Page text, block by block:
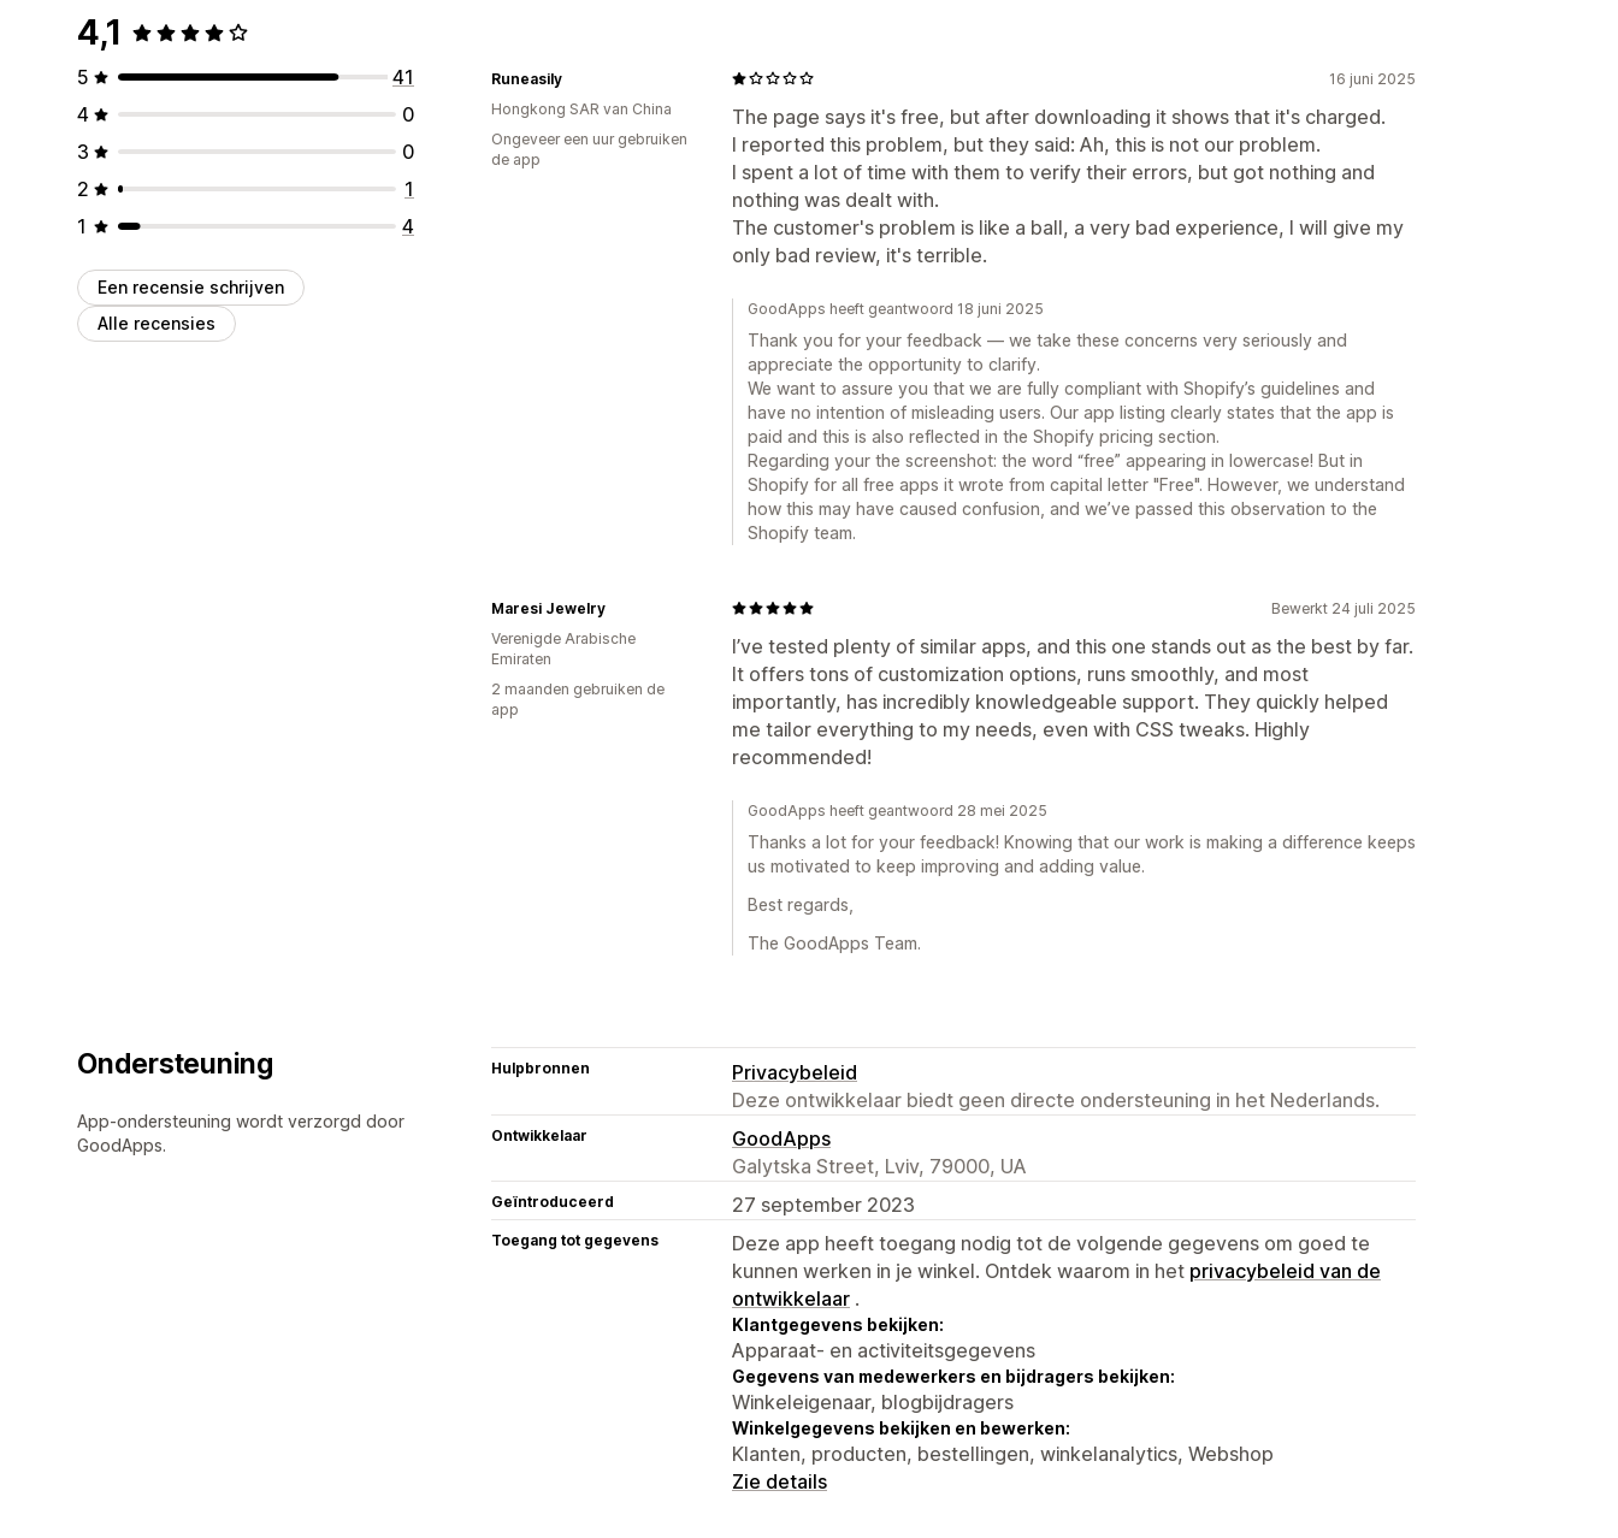
4,1
5
41
4
0
3
0
2
1
1
4
Een recensie schrijven
Alle recensies
16 juni 2025
The page says it's free, but after downloading it shows that it's charged.
I reported this problem, but they said: Ah, this is not our problem.
I spent a lot of time with them to verify their errors, but got nothing and
nothing was dealt with.
The customer's problem is like a ball, a very bad experience, I will give my
only bad review, it's terrible.
Runeasily
Hongkong SAR van China
Ongeveer een uur gebruiken
de app
GoodApps heeft geantwoord 18 juni 2025
Thank you for your feedback — we take these concerns very seriously and
appreciate the opportunity to clarify.
We want to assure you that we are fully compliant with Shopify’s guidelines and
have no intention of misleading users. Our app listing clearly states that the app is
paid and this is also reflected in the Shopify pricing section.
Regarding your the screenshot: the word “free” appearing in lowercase! But in
Shopify for all free apps it wrote from capital letter "Free". However, we understand
how this may have caused confusion, and we’ve passed this observation to the
Shopify team.
Bewerkt 24 juli 2025
I’ve tested plenty of similar apps, and this one stands out as the best by far.
It offers tons of customization options, runs smoothly, and most
importantly, has incredibly knowledgeable support. They quickly helped
me tailor everything to my needs, even with CSS tweaks. Highly
recommended!
Maresi Jewelry
Verenigde Arabische
Emiraten
2 maanden gebruiken de
app
GoodApps heeft geantwoord 28 mei 2025
Thanks a lot for your feedback! Knowing that our work is making a difference keeps
us motivated to keep improving and adding value.
Best regards,
The GoodApps Team.
Ondersteuning
App-ondersteuning wordt verzorgd door
GoodApps.
Hulpbronnen
Privacybeleid
Deze ontwikkelaar biedt geen directe ondersteuning in het Nederlands.
Ontwikkelaar
GoodApps
Galytska Street, Lviv, 79000, UA
Geïntroduceerd 27 september 2023
Toegang tot gegevens
Deze app heeft toegang nodig tot de volgende gegevens om goed te
kunnen werken in je winkel. Ontdek waarom in het privacybeleid van de
ontwikkelaar .
Klantgegevens bekijken:
Apparaat- en activiteitsgegevens
Gegevens van medewerkers en bijdragers bekijken:
Winkeleigenaar, blogbijdragers
Winkelgegevens bekijken en bewerken:
Klanten, producten, bestellingen, winkelanalytics, Webshop
Zie details